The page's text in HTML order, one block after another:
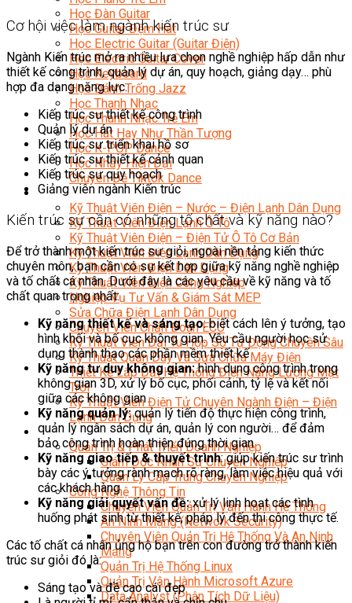
Học Đàn Guitar
Học Guitar Đệm Hát
Học Electric Guitar (Guitar Điện)
Học Electric Guitar Cover
Học Keyboard
Học Đánh Trống Jazz
Học Thanh Nhạc
Học Thanh Nhạc Trẻ Em
Học Hát Hay Như Thần Tượng
Học K-POP Dance
Học Nhảy Hiện Đại
Chuyên Đề Tiktok Dance
Kỹ Thuật – Công Nghệ
Kỹ Thuật Viên Điện – Nước – Điện Lạnh Dân Dụng
Kỹ Thuật Viên Điện Lạnh Ô Tô
Kỹ Thuật Viên Điện – Điện Tử Ô Tô Cơ Bản
Kỹ Thuật Viên Điện Lạnh Dân Dụng
Kỹ Thuật Viên Điện Dân Dụng
Kỹ Thuật Viên Điện Công Nghiệp
Nghiệp Vụ Tư Vấn & Giám Sát MEP
Sửa Chữa Điện Lạnh Dân Dụng
Chuyên Viên Chẩn Đoán ECU
Kỹ Thuật Viên Đại Tu Hộp Số Tự Động Chuyên Sâu
Kỹ Thuật Quấn Dây Và Sửa Chữa Máy Điện
Thiết Kế Lắp Đặt Hệ Thống Điện Năng Lượng Mặt
Trời
Kỹ Thuật Viên Điện Tử Chuyên Ngành Điện – Điện
Lạnh Dân Dụng
Ngành Khác
Quản Trị & Phát Triển Doanh Nghiệp
Giám Đốc Nhân Sự Chuyên Nghiệp
Quản Lý Cấp Trung Chuyên Nghiệp
Công Nghệ Thông Tin
Chuyên Viên Quản Trị Vận Hành Hệ Thống
An Ninh Mạng (Network Security)
Chuyên Viên Quản Trị Hệ Thống Và An Ninh
Mạng
Quản Trị Hệ Thống Linux
Quản Trị Vận Hành Microsoft Azure
Data Analyst (Phân Tích Dữ Liệu)
Cơ hội việc làm ngành kiến trúc sư
Ngành Kiến trúc mở ra nhiều lựa chọn nghề nghiệp hấp dẫn như
thiết kế công trình, quản lý dự án, quy hoạch, giảng dạy… phù
hợp đa dạng năng lực.
Kiến trúc sư thiết kế công trình
Quản lý dự án
Kiến trúc sư triển khai hồ sơ
Kiến trúc sư thiết kế cảnh quan
Kiến trúc sư quy hoạch
Giảng viên ngành Kiến trúc
Kiến trúc sư cần có những tố chất và kỹ năng nào?
Để trở thành một kiến trúc sư giỏi, ngoài nền tảng kiến thức
chuyên môn, bạn cần có sự kết hợp giữa kỹ năng nghề nghiệp
và tố chất cá nhân. Dưới đây là các yêu cầu về kỹ năng và tố
chất quan trọng nhất:
Kỹ năng thiết kế và sáng tạo: biết cách lên ý tưởng, tạo
hình khối và bố cục không gian. Yêu cầu người học sử
dụng thành thạo các phần mềm thiết kế
Kỹ năng tư duy không gian:hình dung công trình trong
không gian 3D, xử lý bố cục, phối cảnh, tỷ lệ và kết nối
giữa các không gian
Kỹ năng quản lý:quản lý tiến độ thực hiện công trình,
quản lý ngân sách dự án, quản lý con người… để đảm
bảo công trình hoàn thiện đúng thời gian
Kỹ năng giao tiếp & thuyết trình: giúp kiến trúc sư trình
bày các ý tưởng rành mạch rõ ràng, làm việc hiệu quả với
các khách hàng
Kỹ năng giải quyết vấn đề:xử lý linh hoạt các tình
huống phát sinh từ thiết kế, pháp lý đến thi công thực tế.
Các tố chất cá nhân ủng hộ bạn trên con đường trở thành kiến
trúc sư giỏi đó là:
Sáng tạo và đề cao cái đẹp